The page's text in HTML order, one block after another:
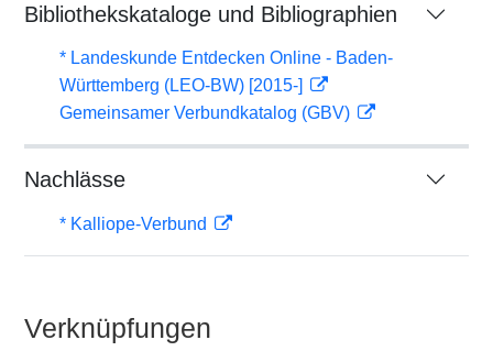
Bibliothekskataloge und Bibliographien
* Landeskunde Entdecken Online - Baden-
Württemberg (LEO-BW) [2015-]
Gemeinsamer Verbundkatalog (GBV)
Nachlässe
* Kalliope-Verbund
Verknüpfungen